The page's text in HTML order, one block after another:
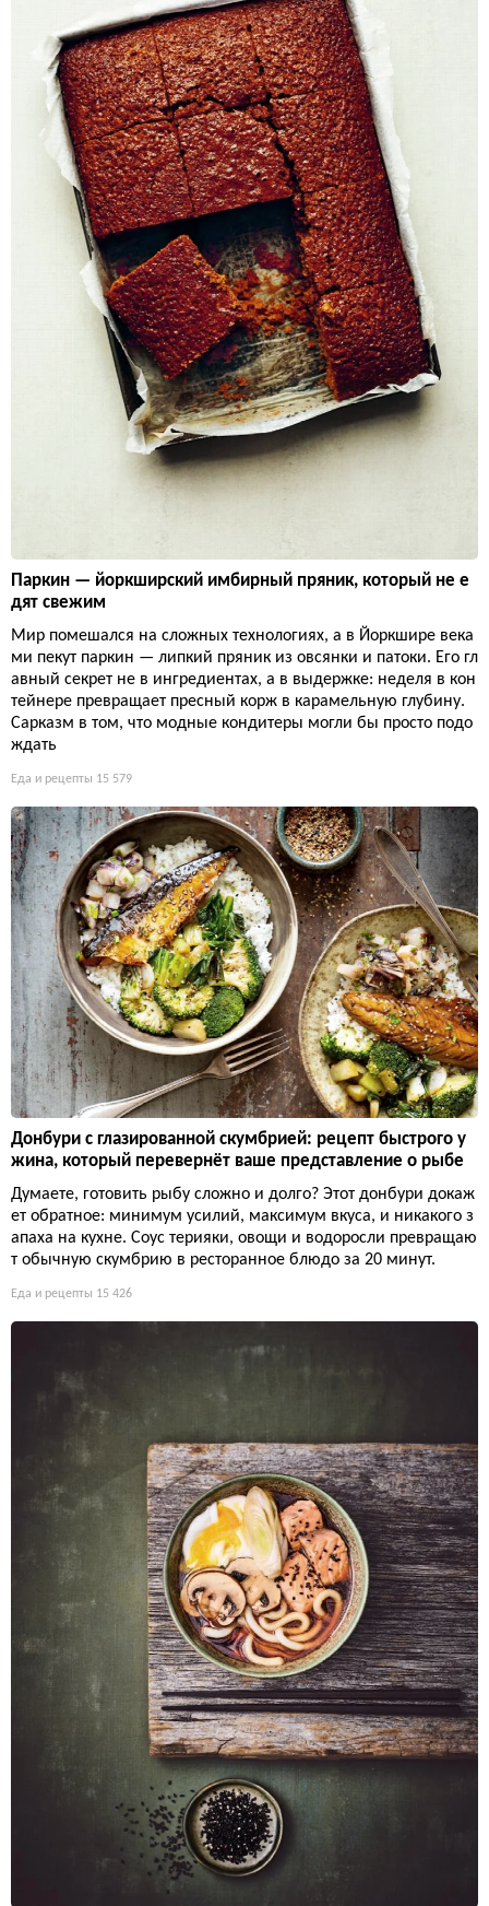
Паркин — йоркширский имбирный пряник, который не е
дят свежим
Мир помешался на сложных технологиях, а в Йоркшире века
ми пекут паркин — липкий пряник из овсянки и патоки. Его гл
авный секрет не в ингредиентах, а в выдержке: неделя в кон
тейнере превращает пресный корж в карамельную глубину.
Сарказм в том, что модные кондитеры могли бы просто подо
ждать
Еда и рецепты 15 579
Донбури с глазированной скумбрией: рецепт быстрого у
жина, который перевернёт ваше представление о рыбе
Думаете, готовить рыбу сложно и долго? Этот донбури докаж
ет обратное: минимум усилий, максимум вкуса, и никакого з
апаха на кухне. Соус терияки, овощи и водоросли превращаю
т обычную скумбрию в ресторанное блюдо за 20 минут.
Еда и рецепты 15 426